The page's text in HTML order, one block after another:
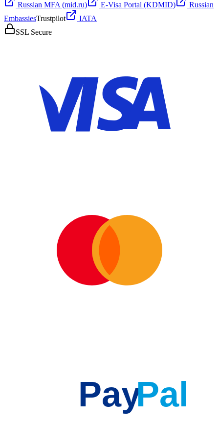
Russian MFA (mid.ru) E-Visa Portal (KDMID)
Russian
EmbassiesTrustpilot
IATA
SSL Secure
PayPal